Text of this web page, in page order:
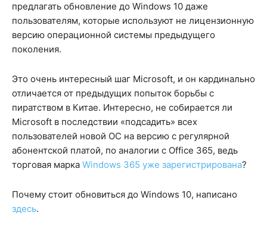
предлагать обновление до Windows 10 даже
пользователям, которые используют не лицензионную
версию операционной системы предыдущего
поколения.
Это очень интересный шаг Microsoft, и он кардинально
отличается от предыдущих попыток борьбы с
пиратством в Китае. Интересно, не собирается ли
Microsoft в последствии «подсадить» всех
пользователей новой ОС на версию с регулярной
абонентской платой, по аналогии с Office 365, ведь
торговая марка Windows 365 уже зарегистрирована?
Почему стоит обновиться до Windows 10, написано
здесь.